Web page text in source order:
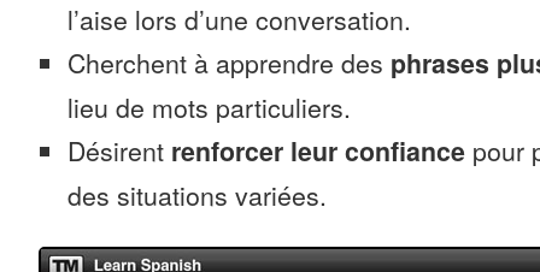
l’aise lors d’une conversation.
Cherchent à apprendre des phrases
lieu de mots particuliers.
Désirent renforcer leur confiance pour
des situations variées.